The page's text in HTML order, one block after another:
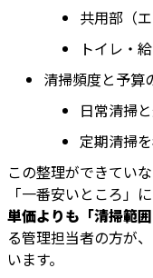
共用部（
トイレ・
清掃頻度と予算
日常清掃
定期清掃
この整理ができてい
「一番安いところ」
単価よりも「清掃範
る管理担当者の方が
います。